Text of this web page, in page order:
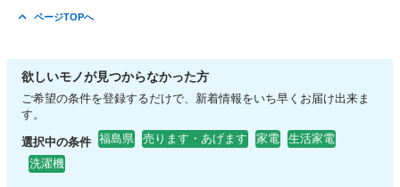
ページTOPへ
欲しいモノが見つからなかった方
ご希望の条件を登録するだけで、新着情報をいち早くお届け出来ま
す。
選択中の条件 福島県 売ります・あげます 家電
生活家電
洗濯機